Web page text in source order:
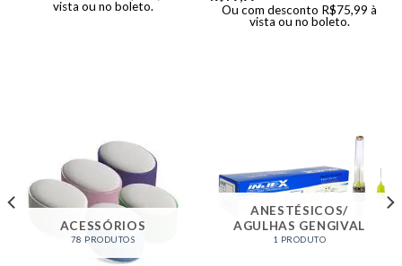
vista ou no boleto.
Ou com desconto R$75,99 à
vista ou no boleto.
ACESSÓRIOS
78 PRODUTOS
ANESTÉSICOS/
AGULHAS GENGIVAL
1 PRODUTO